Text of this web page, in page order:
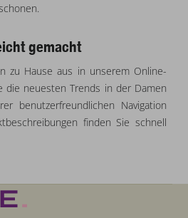
gemacht
zu Hause aus in unserem Online-
die neuesten Trends in der Damen
benutzerfreundlichen Navigation
finden Sie schnell